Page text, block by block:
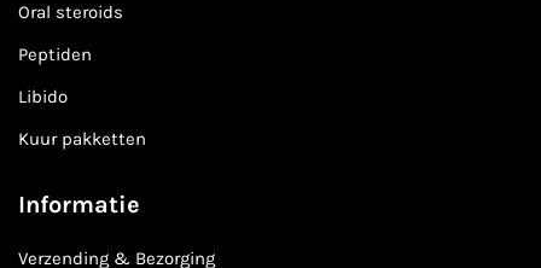
Oral steroids
Peptiden
Libido
Kuur pakketten
Informatie
Verzending & Bezorging